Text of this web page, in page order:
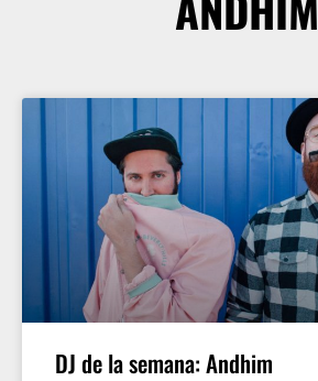
DJ de la semana: Andhim